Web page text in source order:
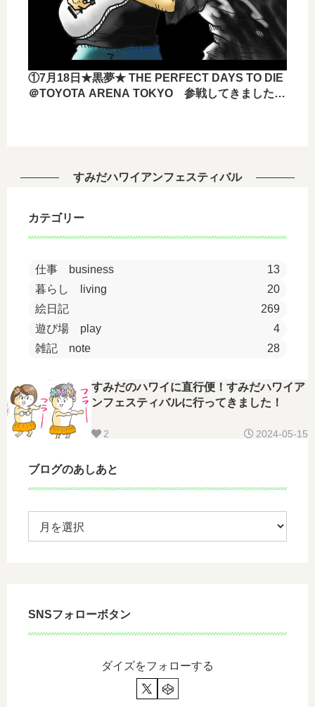
①7月18日★黒夢★ THE PERFECT DAYS TO DIE
＠TOYOTA ARENA TOKYO 参戦してきました
すみだハワイアンフェスティバル
カテゴリー
仕事 business
13
暮らし living
20
絵日記
269
遊び場 play
4
雑記 note
28
すみだのハワイに直行便！すみだハワイア
ンフェスティバルに行ってきました！
2 2024-05-15
ブログのあしあと
SNSフォローボタン
ダイズをフォローする